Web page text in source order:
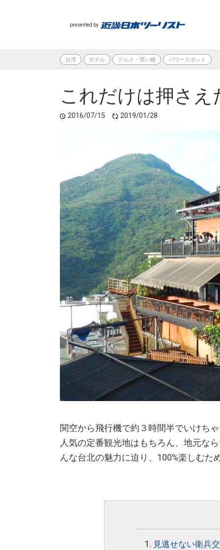
presented by
台湾 ホテル グルメ・買い物 パワースポット
これだけは押さ
2016/07/15 2019/01/28
関空から飛行機で約３時間半でいけち
人気の定番観光地はもちろん、地元な
んな台北の魅力に迫り、100%楽しむ
見逃せない衛兵